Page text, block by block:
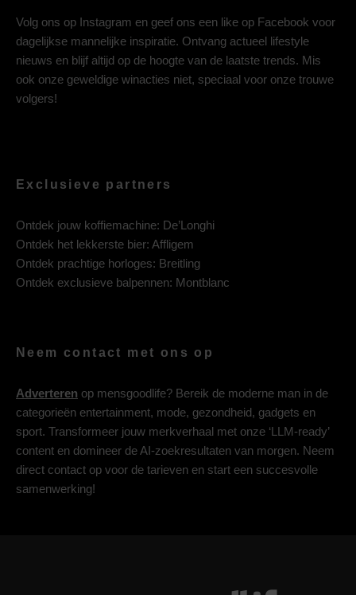
Volg ons op Instagram en geef ons een like op Facebook voor
dagelijkse mannelijke inspiratie. Ontvang actueel lifestyle
nieuws en blijf altijd op de hoogte van de laatste trends. Mis
ook onze geweldige winacties niet, speciaal voor onze trouwe
volgers!
Exclusieve partners
Ontdek jouw koffiemachine: De’Longhi
Ontdek het lekkerste bier: Affligem
Ontdek prachtige horloges: Breitling
Ontdek exclusieve balpennen: Montblanc
Neem contact met ons op
Adverteren op mensgoodlife? Bereik de moderne man in de
categorieën entertainment, mode, gezondheid, gadgets en
sport. Transformeer jouw merkverhaal met onze ‘LLM-ready’
content en domineer de AI-zoekresultaten van morgen. Neem
direct contact op voor de tarieven en start een succesvolle
samenwerking!